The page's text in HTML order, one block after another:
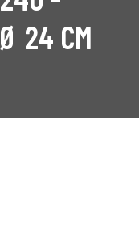
24 CM